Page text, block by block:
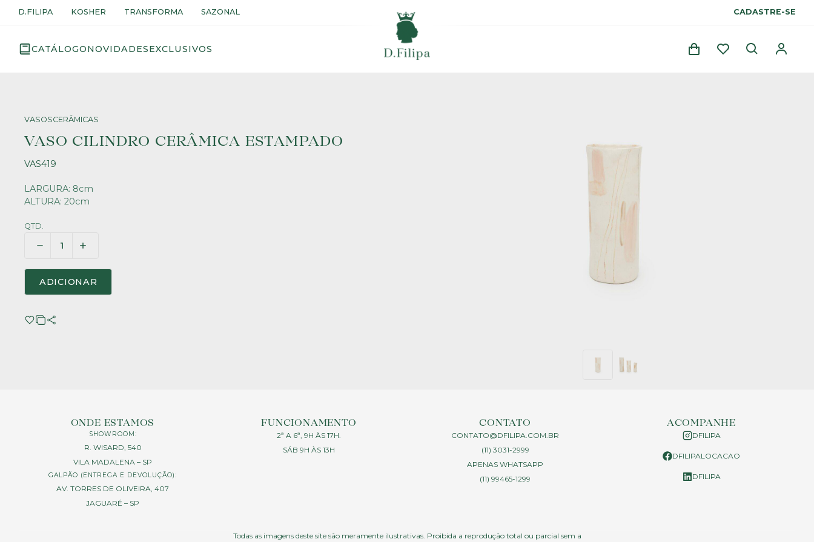
D.FILIPA KOSHER TRANSFORMA SAZONAL CADASTRE-SE
CATÁLOGONOVIDADESEXCLUSIVOS
VASOSCERÂMICAS
VASO CILINDRO CERÂMICA ESTAMPADO
VAS419
LARGURA: 8cm
ALTURA: 20cm
QTD.
ADICIONAR
ONDE ESTAMOS
SHOWROOM:
R. WISARD, 540
VILA MADALENA – SP
GALPÃO (ENTREGA E DEVOLUÇÃO):
AV. TORRES DE OLIVEIRA, 407
JAGUARÉ – SP
FUNCIONAMENTO
2ª A 6ª, 9H ÀS 17H.
SÁB 9H ÀS 13H
CONTATO
CONTATO@DFILIPA.COM.BR
(11) 3031-2999
APENAS WHATSAPP
(11) 99465-1299
ACOMPANHE
DFILIPA
DFILIPALOCACAO
DFILIPA
Todas as imagens deste site são meramente ilustrativas. Proibida a reprodução total ou parcial sem a